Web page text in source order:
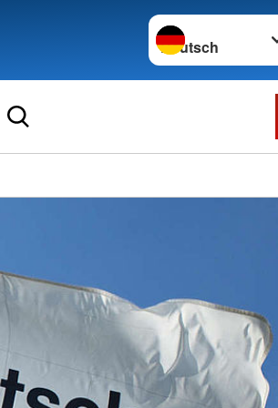
Sprache wechseln zu